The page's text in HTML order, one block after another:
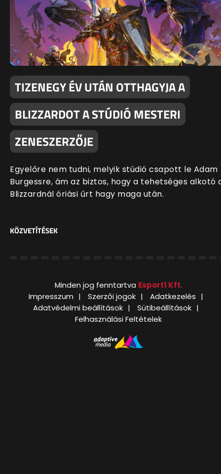
TIZENEGY ÉV UTÁN OTTHAGYJA A
BLIZZARDOT A STÚDIÓ MESTERI
ZENESZERZŐJE
Egyelőre nem tudni, melyik stúdió csapott le Adam
Burgessre, ám az biztos, hogy a tehetséges alkotó
Blizzardnál óriási űrt hagy maga után.
KÖZVETÍTÉSEK
Minden jog fenntartva Esport1 Kft.
Impresszum
Szerzői jogok
Adatkezelés
Adatvédelmi beállítások
Sütibeállítások
Felhasználási Feltételek